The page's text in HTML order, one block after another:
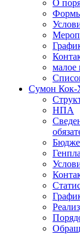
О
Формы
малое
Сумон Кок-
НПА